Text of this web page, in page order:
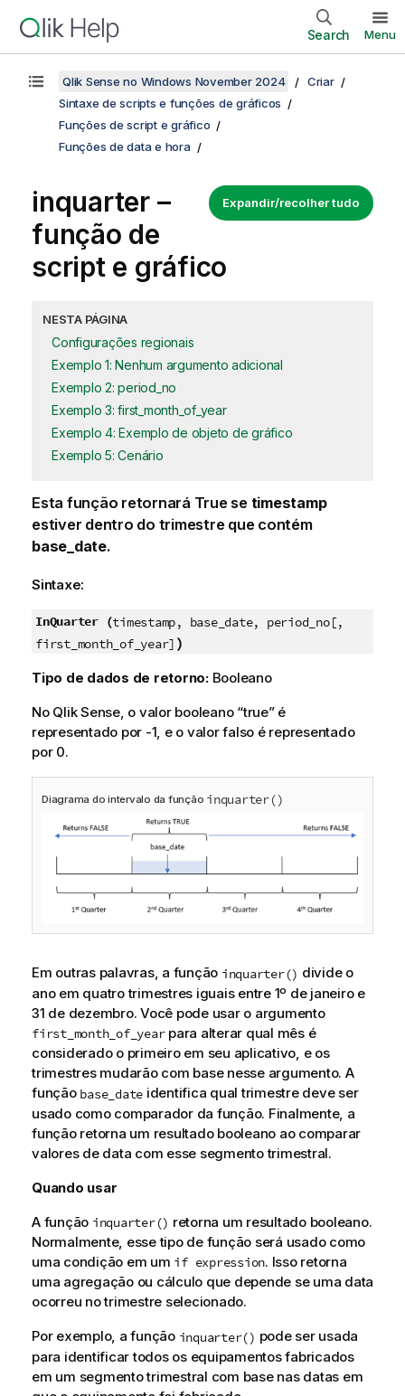
Search Menu
Qlik Sense no Windows November 2024
Criar
Sintaxe de scripts e funções de gráficos
Funções de script e gráfico
Funções de data e hora
Expandir/recolher tudo
inquarter –
função de
script e gráfico
NESTA PÁGINA
Configurações regionais
Exemplo 1: Nenhum argumento adicional
Exemplo 2: period_no
Exemplo 3: first_month_of_year
Exemplo 4: Exemplo de objeto de gráfico
Exemplo 5: Cenário
Esta função retornará Truese timestamp
estiver dentro do trimestre que contém
base_date.
Sintaxe:
InQuarter (timestamp, base_date, period_no[,
first_month_of_year] )
Tipo de dados de retorno: Booleano
No Qlik Sense, o valor booleano “true” é
representado por -1, e o valor falso é representado
por 0.
Diagrama do intervalo da função inquarter()
Em outras palavras, a função inquarter() divide o
ano em quatro trimestres iguais entre 1º de janeiro e
31 de dezembro. Você pode usar o argumento
first_month_of_yearpara alterar qual mês é
considerado o primeiro em seu aplicativo, e os
trimestres mudarão com base nesse argumento. A
função base_date identifica qual trimestre deve ser
usado como comparador da função. Finalmente, a
função retorna um resultado booleano ao comparar
valores de data com esse segmento trimestral.
Quando usar
A função inquarter() retorna um resultado booleano.
Normalmente, esse tipo de função será usado como
uma condição em um if expression. Isso retorna
uma agregação ou cálculo que depende se uma data
ocorreu no trimestre selecionado.
Por exemplo, a função inquarter() pode ser usada
para identificar todos os equipamentos fabricados
em um segmento trimestral com base nas datas em